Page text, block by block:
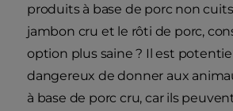
produits à base de porc non
jambon cru et le rôti de porc,
option plus saine ? Il est
dangereux de donner aux
à base de porc cru, car ils